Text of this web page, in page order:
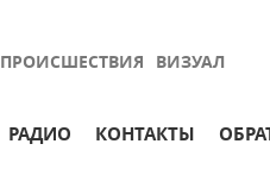
ПРОИСШЕСТВИЯ ВИЗУАЛ
РАДИО КОНТАКТЫ